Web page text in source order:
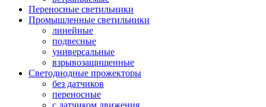
Переносные светильники
Промышленные светильники
линейные
подвесные
универсальные
взрывозащищенные
Светодиодные прожекторы
без датчиков
переносные
с датчиком движения